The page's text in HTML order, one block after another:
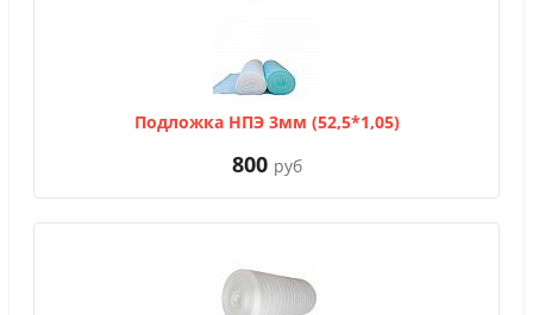
Подложка НПЭ 3мм (52,5*1,05)
800 руб